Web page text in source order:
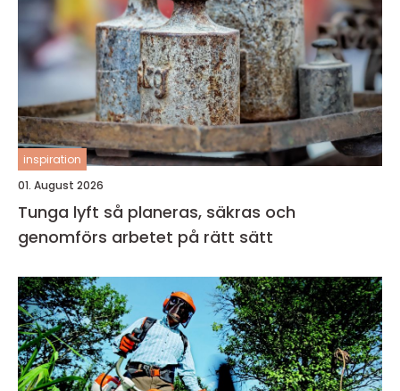
inspiration
01. August 2026
Tunga lyft så planeras, säkras och
genomförs arbetet på rätt sätt